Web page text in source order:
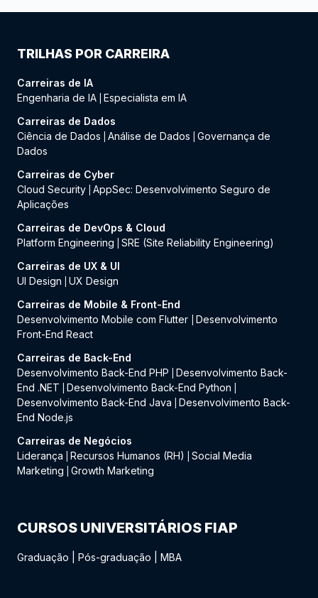
TRILHAS POR CARREIRA
Carreiras de IA
Engenharia de IA Especialista em IA
Carreiras de Dados
Ciência de Dados
Análise de Dados
Governança de
Dados
Carreiras de Cyber
Cloud Security AppSec: Desenvolvimento Seguro de
Aplicações
Carreiras de DevOps & Cloud
Platform Engineering
SRE (Site Reliability Engineering)
Carreiras de UX & UI
UI Design
UX Design
Carreiras de Mobile & Front-End
Desenvolvimento Mobile com Flutter
Desenvolvimento
Front-End React
Carreiras de Back-End
Desenvolvimento Back-End PHP
Desenvolvimento Back-
End .NET
Desenvolvimento Back-End Python
Desenvolvimento Back-End Java
Desenvolvimento Back-
End Node.js
Carreiras de Negócios
Liderança
Recursos Humanos (RH)
Social Media
Marketing
Growth Marketing
CURSOS UNIVERSITÁRIOS FIAP
Graduação Pós-graduação MBA